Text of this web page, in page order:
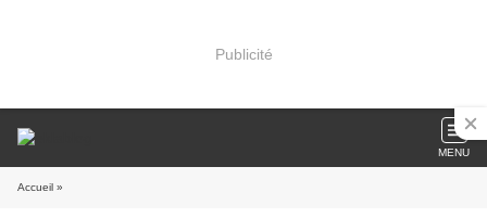
Publicité
MENU
Accueil »